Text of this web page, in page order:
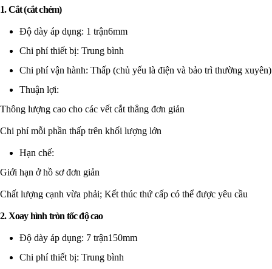
1. Cắt (cắt chém)
Độ dày áp dụng: 1 trận6mm
Chi phí thiết bị: Trung bình
Chi phí vận hành: Thấp (chủ yếu là điện và bảo trì thường xuyên)
Thuận lợi:
Thông lượng cao cho các vết cắt thẳng đơn giản
Chi phí mỗi phần thấp trên khối lượng lớn
Hạn chế:
Giới hạn ở hồ sơ đơn giản
Chất lượng cạnh vừa phải; Kết thúc thứ cấp có thể được yêu cầu
2. Xoay hình tròn tốc độ cao
Độ dày áp dụng: 7 trận150mm
Chi phí thiết bị: Trung bình